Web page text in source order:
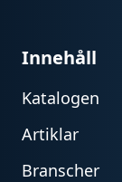
Innehåll
Katalogen
Artiklar
Branscher